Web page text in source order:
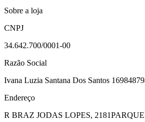
Sobre a loja
CNPJ
34.642.700/0001-00
Razão Social
Ivana Luzia Santana Dos Santos
Endereço
R BRAZ JODAS LOPES, 2181